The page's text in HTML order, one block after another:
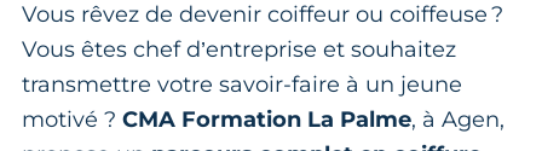
Vous rêvez de devenir coiffeur ou coiffeuse ?
Vous êtes chef d’entreprise et souhaitez
transmettre votre savoir-faire à un jeune
motivé ? CMA Formation La Palme, à Agen,